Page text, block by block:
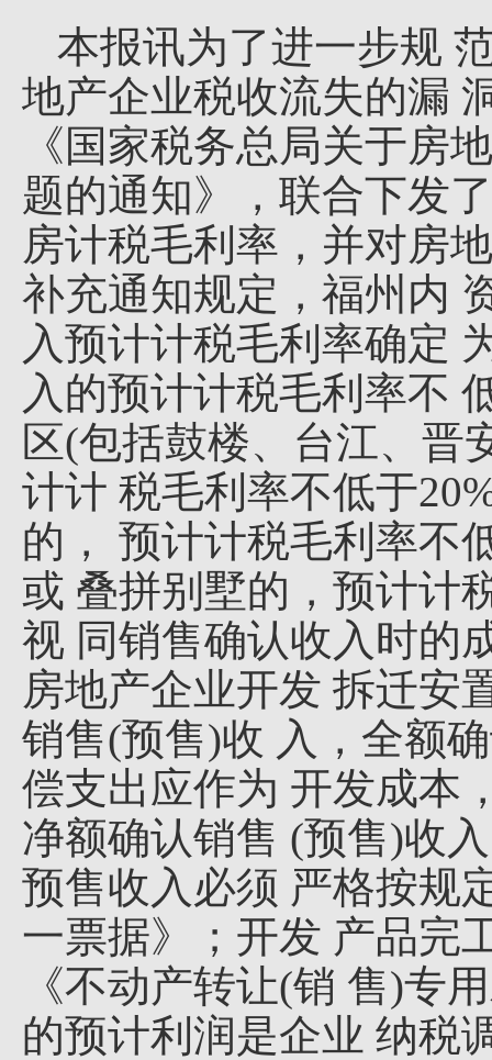
本报讯为了进一步规
地产企业税收流失的漏
《国家税务总局关于房
题的通知》，联合下发
房计税毛利率，并对房
补充通知规定，福州内
入预计计税毛利率确定
入的预计计税毛利率不
区(包括鼓楼、台江、晋
计计 税毛利率不低于
的， 预计计税毛利率不
或 叠拼别墅的，预计计
视 同销售确认收入时的
房地产企业开发 拆迁安
销售(预售)收 入，全额
偿支出应作为 开发成本
净额确认销售 (预售)收
预售收入必须 严格按规
一票据》；开发 产品完
《不动产转让(销 售)专
的预计利润是企业 纳税